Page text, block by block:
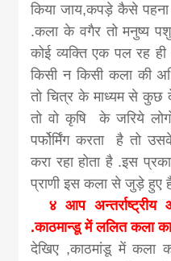
किया जाय,कपड़े कैसे
.कला के वगैर तो मनुष्य
कोई व्यक्ति एक पल रह
किसी न किसी कला की
तो चित्र के माध्यम से कुछ
तो वो कृषि के जरिये
पर्फोर्मिंग करता है तो
करा रहा होता है .इस
प्राणी इस कला से जुड़े हुए
४ आप अन्तर्राष्ट्रीय
.काठमान्डू में ललित कला
देखिए ,काठमांडू में कला